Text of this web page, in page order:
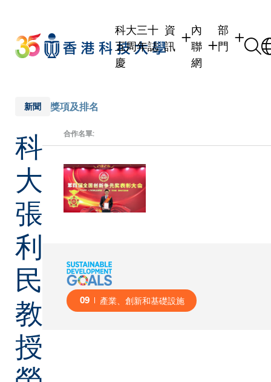
main
content
科大三十
五周年誌
慶
資
訊
內
聯
網
部
門
式
新聞 獎項及排名
科
大
張
利
民
教
授
合作名單:
09 產業、創新和基礎設施